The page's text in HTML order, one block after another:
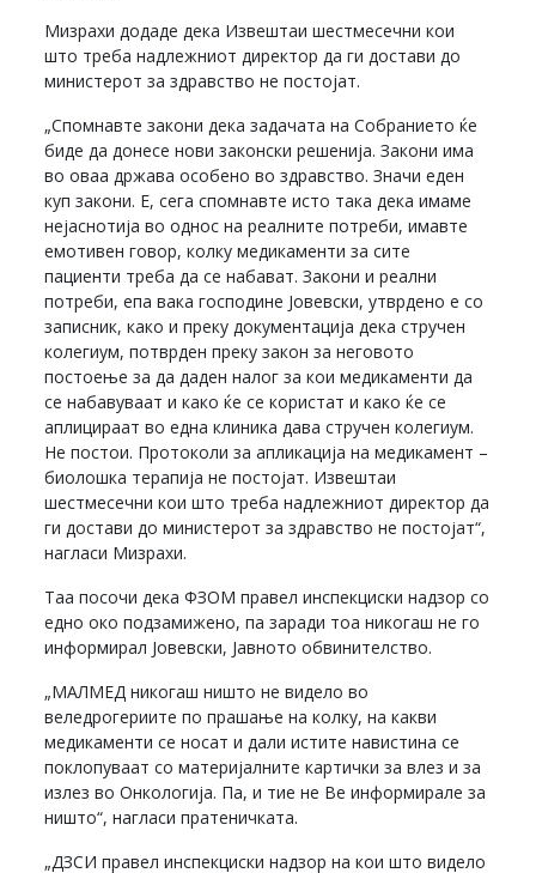
Мизрахи додаде дека Извештаи шестмесечни кои
што треба надлежниот директор да ги достави до
министерот за здравство не постојат.
„Спомнавте закони дека задачата на Собранието ќе
биде да донесе нови законски решенија. Закони има
во оваа држава особено во здравство. Значи еден
куп закони. Е, сега спомнавте исто така дека имаме
нејаснотија во однос на реалните потреби, имавте
емотивен говор, колку медикаменти за сите
пациенти треба да се набават. Закони и реални
потреби, епа вака господине Јовевски, утврдено е со
записник, како и преку документација дека стручен
колегиум, потврден преку закон за неговото
постоење за да даден налог за кои медикаменти да
се набавуваат и како ќе се користат и како ќе се
аплицираат во една клиника дава стручен колегиум.
Не постои. Протоколи за апликација на медикамент –
биолошка терапија не постојат. Извештаи
шестмесечни кои што треба надлежниот директор да
ги достави до министерот за здравство не постојат“,
нагласи Мизрахи.
Таа посочи дека ФЗОМ правел инспекциски надзор со
едно око подзамижено, па заради тоа никогаш не го
информирал Јовевски, Јавното обвинителство.
„МАЛМЕД никогаш ништо не видело во
веледрогериите по прашање на колку, на какви
медикаменти се носат и дали истите навистина се
поклопуваат со материјалните картички за влез и за
излез во Онкологија. Па, и тие не Ве информирале за
ништо“, нагласи пратеничката.
„ДЗСИ правел инспекциски надзор на кои што видело